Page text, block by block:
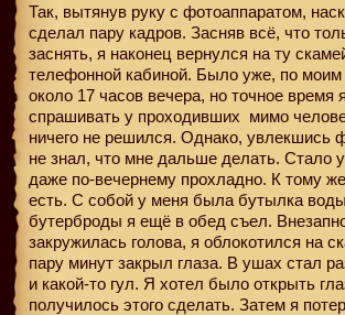
Так, вытянув руку с фотоаппаратом,
сделал пару кадров. Засняв всё, что
заснять, я наконец вернулся на ту
телефонной кабиной. Было уже, по
около 17 часов вечера, но точное время
спрашивать у проходивших мимо
ничего не решился. Однако, увлекшись
не знал, что мне дальше делать. Стало
даже по-вечернему прохладно. К тому
есть. С собой у меня была бутылка
бутерброды я ещё в обед съел.
закружилась голова, я облокотился на
пару минут закрыл глаза. В ушах стал
и какой-то гул. Я хотел было открыть
получилось этого сделать. Затем я